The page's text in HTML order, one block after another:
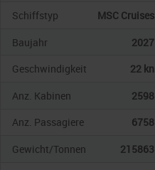
Schiffstyp
MSC Cruises
Baujahr
2027
Geschwindigkeit
22 kn
Anz. Kabinen
2598
Anz. Passagiere
6758
Gewicht/Tonnen
215863